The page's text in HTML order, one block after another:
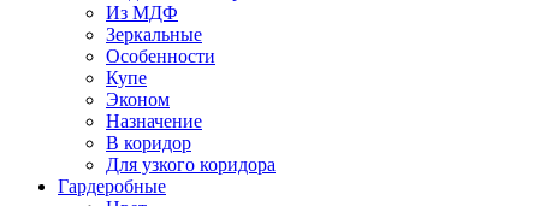
Из МДФ
Зеркальные
Особенности
Купе
Эконом
Назначение
В коридор
Для узкого коридора
Гардеробные